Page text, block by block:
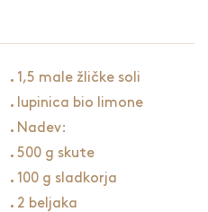
1,5 male žličke soli
lupinica bio limone
Nadev:
500 g skute
100 g sladkorja
2 beljaka